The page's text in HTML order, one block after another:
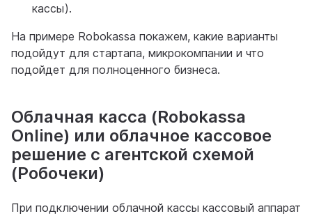
кассы).
На примере Robokassa покажем, какие варианты
подойдут для стартапа, микрокомпании и что
подойдет для полноценного бизнеса.
Облачная касса (Robokassa
Online) или облачное кассовое
решение с агентской схемой
(Робочеки)
При подключении облачной кассы кассовый аппарат